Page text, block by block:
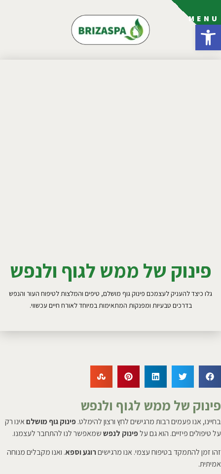
פתח סרגל נגישות
MENU
פינוק של ממש לגוף ולנפש
גלו כיצד להעניק לעצמכם פינוק גוף מושלם, טיפים והמלצות לטיפוח העור והנפש
בדרכים טבעיות ומפנקות המתאימות במיוחד לאורח חיים עכשווי.
פינוק של ממש לגוף ולנפש
בחיינו, אנו פעמים רבות מרגישים לחץ ורצון להימלט.פינוק גוף מושלםאינו רק
על טיפולים פיזיים. הוא גם עלפינוק לנפששמאפשר לנו להתחבר לעצמנו.
זהו זמן להתמקד בטיפוח עצמי. אנו מרגישיםרוגע וספא. ואנו מקבלים מנוחה
אמיתית.